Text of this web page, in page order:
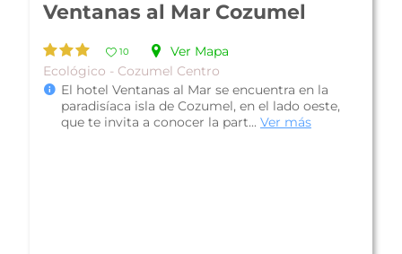
Ventanas al Mar Cozumel
10
Ver Mapa
Ecológico - Cozumel Centro
El hotel Ventanas al Mar se encuentra en la
paradisíaca isla de Cozumel, en el lado oeste,
que te invita a conocer la part... Ver más